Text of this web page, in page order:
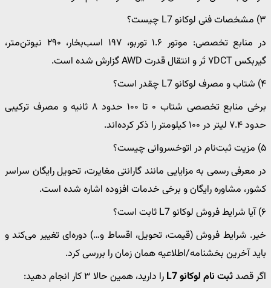
۳) مشخصات فنی لوکانو L7 چیست؟
در منابع تخصصی: موتور ۱.۶ توربو، ۱۹۷ اسب‌بخار، ۲۹۰ نیوتن‌متر،
گیربکس ۷DCT تَر و انتقال قدرت AWD گزارش شده است.
۴) شتاب و مصرف لوکانو L7 چقدر است؟
برخی منابع تخصصی شتاب ۰ تا ۱۰۰ حدود ۸ ثانیه و مصرف ترکیبی
حدود ۷.۴ لیتر در ۱۰۰ کیلومتر را ذکر کرده‌اند.
۵) مزیت ثبت‌نام در اتوخسروانی چیست؟
در معرفی رسمی به مزایایی مانند گارانتی مغایرت، تحویل رایگان سراسر
کشور، مشاوره رایگان و برخی خدمات افزوده اشاره شده است.
۶) آیا شرایط فروش لوکانو L7 ثابت است؟
خیر. شرایط فروش (قیمت، تحویل، اقساط و…) دوره‌ای تغییر می‌کند و
باید آخرین بخشنامه/اطلاعیه همان زمان را بررسی کرد.
اگر قصدثبت نام لوکانو L7
را دارید، همین حالا ۳ کار انجام دهید: